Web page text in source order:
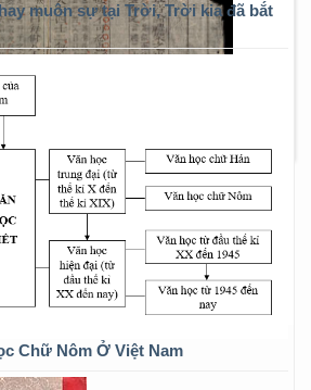
muôn sự tại Trời, Trời kia đã bắt
Chữ Nôm Ở Việt Nam